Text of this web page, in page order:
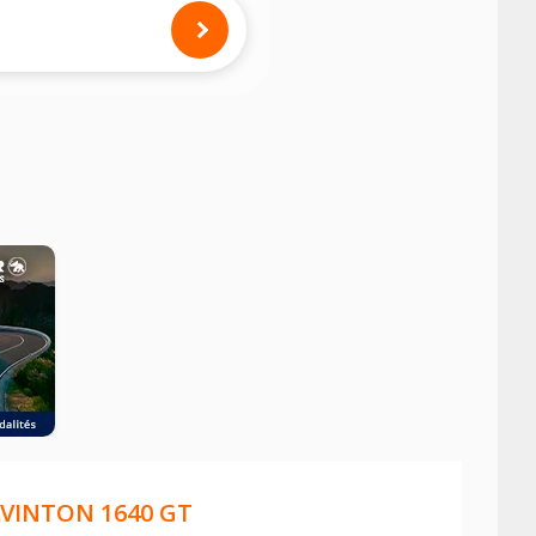
des pneus montés sur votre
1640 GT